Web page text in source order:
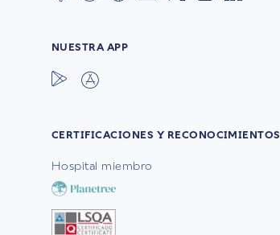
NUESTRA APP
CERTIFICACIONES Y RECONOCIMIENTOS
Hospital miembro